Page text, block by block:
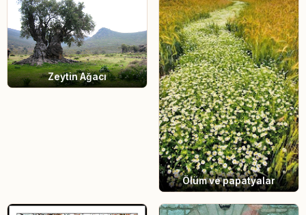
Zeytin Ağacı
Ölüm ve papatyalar